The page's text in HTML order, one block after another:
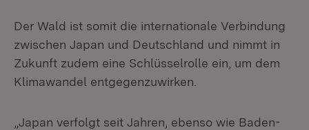
Der Wald ist somit die internationale Verbindung
zwischen Japan und Deutschland und nimmt in
Zukunft zudem eine Schlüsselrolle ein, um dem
Klimawandel entgegenzuwirken.
„Japan verfolgt seit Jahren, ebenso wie Baden-